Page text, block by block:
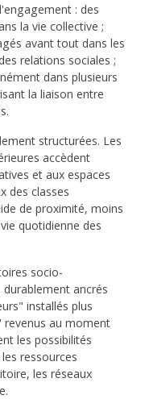
: des
la vie collective ;
avant tout dans les
relations sociales ;
dans plusieurs
la liaison entre
structurées. Les
accèdent
et aux espaces
des classes
de proximité, moins
quotidienne des
socio-
ancrés
installés plus
revenus au moment
les possibilités
ressources
les réseaux